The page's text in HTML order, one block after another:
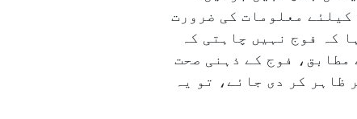
کیلئے معلومات کی ضرورت
کہ فوج نہیں چاہتی کہ
مطابق، فوج کے ذہنی صحت
کر دی جائے، تو یہ